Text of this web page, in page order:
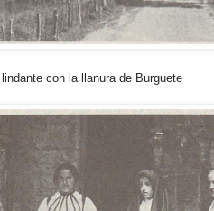
, lindante con la llanura de Burguete